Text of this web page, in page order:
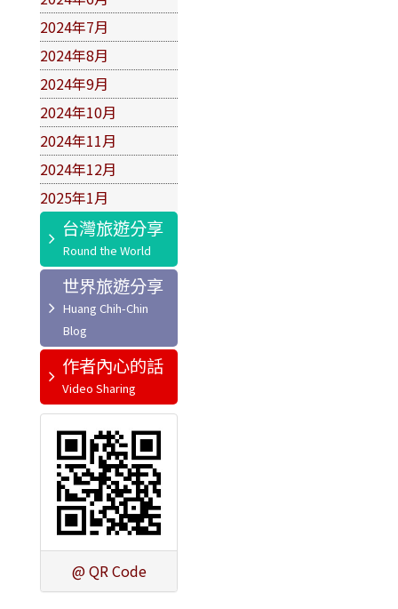
2024年7月
2024年8月
2024年9月
2024年10月
2024年11月
2024年12月
2025年1月
台灣旅遊分享
世界旅遊分享
作者內心的話
@ QR Code